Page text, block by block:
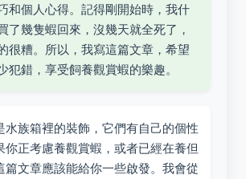
和個人心得。記得剛開始時，我什
了幾隻蝦回來，沒幾天就全死了，
很糟。所以，我寫這篇文章，希望
犯錯，享受飼養觀賞蝦的樂趣。
水族箱裡的裝飾，它們有自己的個性
你正考慮養觀賞蝦，或者已經在養但
篇文章應該能給你一些啟發。我會從